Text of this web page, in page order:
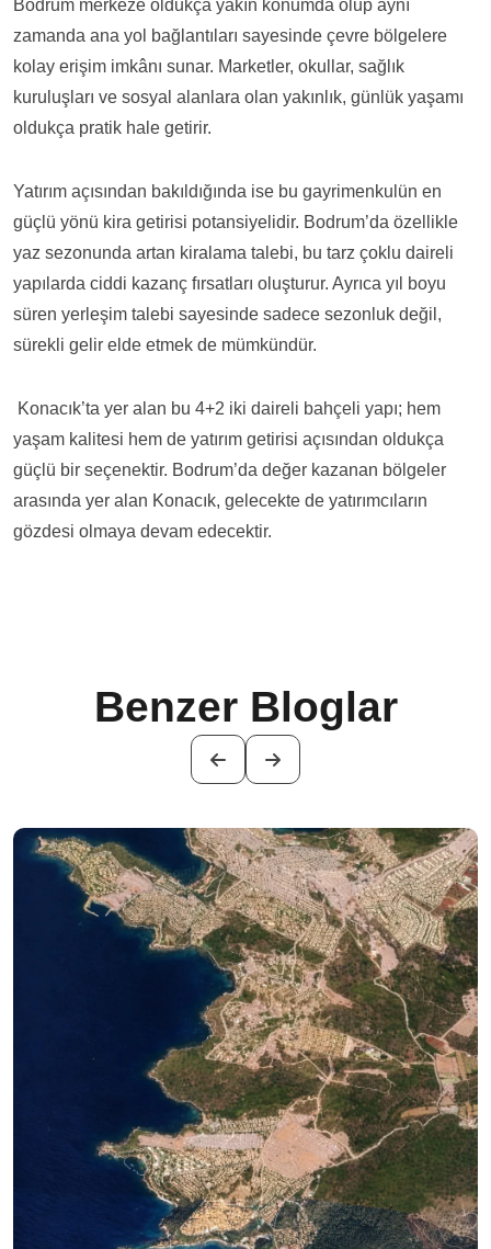
Bodrum merkeze oldukça yakın konumda olup aynı
zamanda ana yol bağlantıları sayesinde çevre bölgelere
kolay erişim imkânı sunar. Marketler, okullar, sağlık
kuruluşları ve sosyal alanlara olan yakınlık, günlük yaşamı
oldukça pratik hale getirir.
Yatırım açısından bakıldığında ise bu gayrimenkulün en
güçlü yönü kira getirisi potansiyelidir. Bodrum’da özellikle
yaz sezonunda artan kiralama talebi, bu tarz çoklu daireli
yapılarda ciddi kazanç fırsatları oluşturur. Ayrıca yıl boyu
süren yerleşim talebi sayesinde sadece sezonluk değil,
sürekli gelir elde etmek de mümkündür.
Konacık’ta yer alan bu 4+2 iki daireli bahçeli yapı; hem
yaşam kalitesi hem de yatırım getirisi açısından oldukça
güçlü bir seçenektir. Bodrum’da değer kazanan bölgeler
arasında yer alan Konacık, gelecekte de yatırımcıların
gözdesi olmaya devam edecektir.
Benzer Bloglar